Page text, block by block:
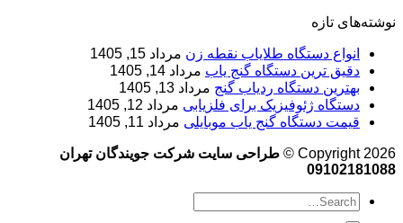
نوشته‌های تازه
انواع دستگاه طلایاب نقطه زن مرداد 15, 1405
دقیق ترین دستگاه گنج یاب مرداد 14, 1405
بهترین دستگاه ردیاب گنج مرداد 13, 1405
دستگاه ژئوفیزیک برای فلزیابی مرداد 12, 1405
قیمت دستگاه گنج یاب موبایلی مرداد 11, 1405
Copyright 2026 ©
طراحی سایت شرکت جویندگان تهران
09102181088